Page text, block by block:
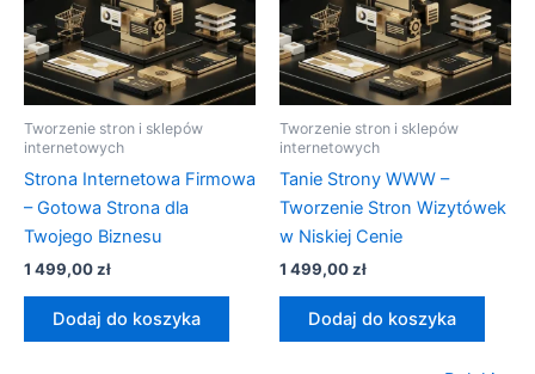
Tworzenie stron i sklepów
internetowych
Strona Internetowa Firmowa
– Gotowa Strona dla
Twojego Biznesu
1 499,00zł
Dodaj do koszyka
Tworzenie stron i sklepów
internetowych
Tanie Strony WWW –
Tworzenie Stron Wizytówek
w Niskiej Cenie
1 499,00zł
Dodaj do koszyka